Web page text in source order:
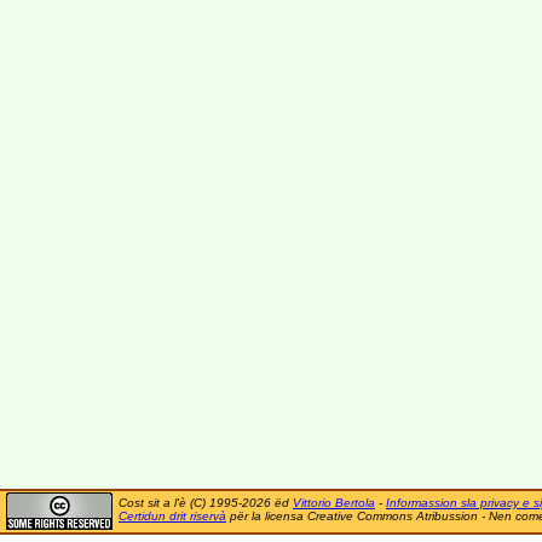
Cost sit a l'è (C) 1995-2026 ëd Vittorio Bertola - Informassion sla privacy e
Certidun drit riservà për la licensa Creative Commons Atribussion - Nen